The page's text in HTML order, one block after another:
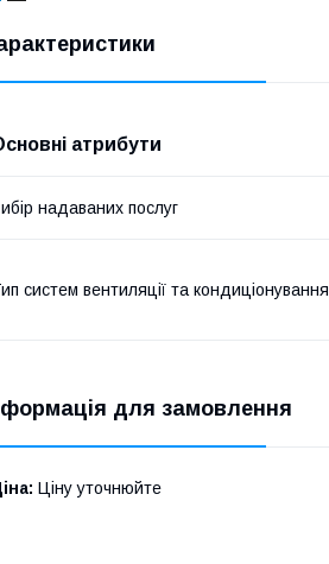
атрибути
надаваних послуг
систем вентиляції та кондиціонування
для замовлення
Ціну уточнюйте